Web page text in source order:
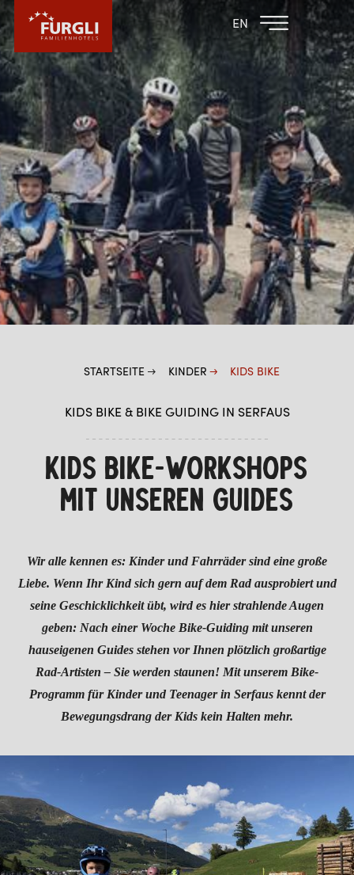
EN
FAMILIENHOTEL
FURGLER
FAMILIENHOTEL
POST
FURGLI HOTELS
KINDER
FURGLI & FREUNDE
INKLUSIVLEISTUNGEN FÜR KINDER
FURGLIS BABYPAKET
BABYURLAUB
KINDER SOMMERPROGRAMM
KINDER WINTERPROGRAMM
KIDS BIKE
KIDS COOK
FURGLER SPIELEPARK (IM SOMMER)
FURGLI EXPRESS
SOMMER
STARTSEITE KINDER KIDS BIKE
KIDS BIKE & BIKE GUIDING IN SERFAUS
KIDS BIKE-WORKSHOPS
MIT UNSEREN GUIDES
Wir alle kennen es: Kinder und Fahrräder sind eine große
Liebe. Wenn Ihr Kind sich gern auf dem Rad ausprobiert und
seine Geschicklichkeit übt, wird es hier strahlende Augen
geben: Nach einer Woche Bike-Guiding mit unseren
hauseigenen Guides stehen vor Ihnen plötzlich großartige
Rad-Artisten – Sie werden staunen! Mit unserem Bike-
Programm für Kinder und Teenager in Serfaus kennt der
Bewegungsdrang der Kids kein Halten mehr.